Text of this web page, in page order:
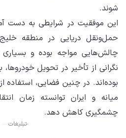
شوند.
این موفقیت در شرایطی به دست
حمل‌ونقل دریایی در منطقه
چالش‌هایی مواجه بوده و بسیاری
نگرانی از تأخیر در تحویل
بوده‌اند. در چنین فضایی، استفاده
میانه و ایران توانسته زمان
چشمگیری کاهش دهد.
تبلیغات